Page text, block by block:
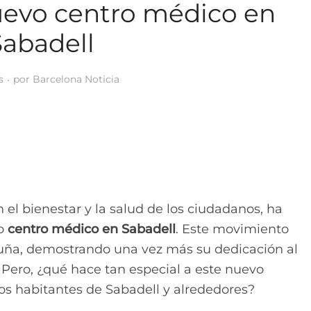
centro médico en
por Barcelona Noticia
bienestar y la salud de los ciudadanos, ha
centro médico en Sabadell . Este movimiento
demostrando una vez más su dedicación al
¿qué hace tan especial a este nuevo
habitantes de Sabadell y alrededores?